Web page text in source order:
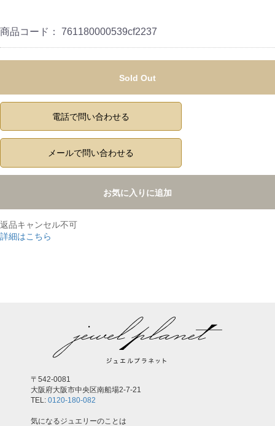
商品コード： 761180000539cf2237
Sold Out
電話で問い合わせる
メールで問い合わせる
お気に入りに追加
返品キャンセル不可
詳細はこちら
〒542-0081
大阪府大阪市中央区南船場2-7-21
TEL: 0120-180-082
気になるジュエリーのことは